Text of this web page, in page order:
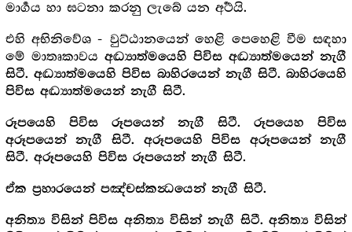
මාර්‍ගය හා ඝටනා කරනු ලැබේ යන අර්‍ථයි.
එහි අභිනිවේශ - වුට්ඨානයෙන් හෙළි පෙහෙළි වීම සඳහා
මේ මාතෘකාවය අද්‍ධ්‍යාත්මයෙහි පිවිස අද්‍ධ්‍යාත්මයෙන් නැගී
සිටී. අද්‍ධ්‍යාත්මයෙහි පිවිස බාහිරයෙන් නැගී සිටී. බාහිරයෙහි
පිවිස අද්‍ධ්‍යාත්මයෙන් නැගී සිටී.
රූපයෙහි පිවිස රූපයෙන් නැගී සිටී. රූපයෙහ පිවිස
අරූපයෙන් නැගී සිටී. අරූපයෙහි පිවිස අරූපයෙන් නැගී
සිටී. අරූපයෙහි පිවිස රූපයෙන් නැගී සිටී.
ඒක ප්‍ර‍හාරයෙන් පඤ්චස්කන්‍ධයෙන් නැගී සිටී.
අනිත්‍ය විසින් පිවිස අනිත්‍ය විසින් නැගී සිටී. අනිත්‍ය විසින්